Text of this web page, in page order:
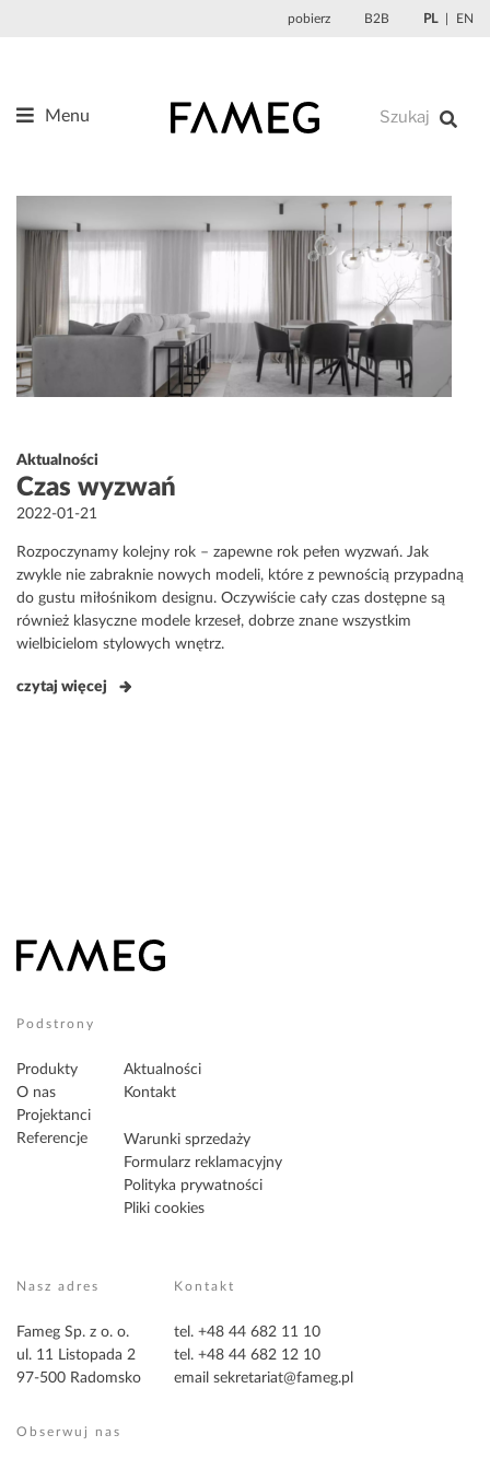
pobierz B2B PL EN
Menu
O nas
Projektanci
Referencje
Aktualności
Kontakt
Aktualności
Czas wyzwań
Opublikowane
2022-01-21
Rozpoczynamy kolejny rok – zapewne rok pełen wyzwań. Jak
zwykle nie zabraknie nowych modeli, które z pewnością przypadną
do gustu miłośnikom designu. Oczywiście cały czas dostępne są
również klasyczne modele krzeseł, dobrze znane wszystkim
wielbicielom stylowych wnętrz.
czytaj więcej
Podstrony
Produkty
O nas
Projektanci
Referencje
Aktualności
Kontakt
Warunki sprzedaży
Formularz reklamacyjny
Polityka prywatności
Pliki cookies
Nasz adres
Fameg Sp. z o. o.
ul. 11 Listopada 2
97-500 Radomsko
Kontakt
tel. +48 44 682 11 10
tel. +48 44 682 12 10
email sekretariat@fameg.pl
Obserwuj nas